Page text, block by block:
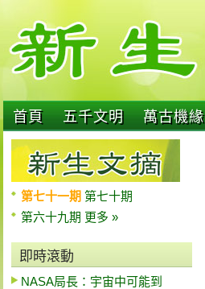
首頁 五千文明 萬古機緣
第七十一期 第七十期
第六十九期 更多 »
即時滾動
NASA局長：宇宙中可能到